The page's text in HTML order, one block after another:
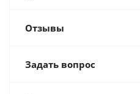
Отзывы
Задать вопрос